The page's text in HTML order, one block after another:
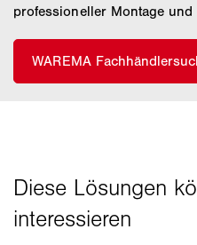
professioneller Montage